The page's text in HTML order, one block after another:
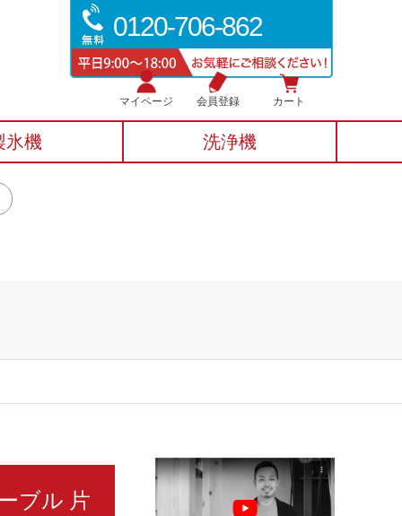
0120-706-862
マイページ 会員登録 カート
氷機 洗浄機
ブル 片